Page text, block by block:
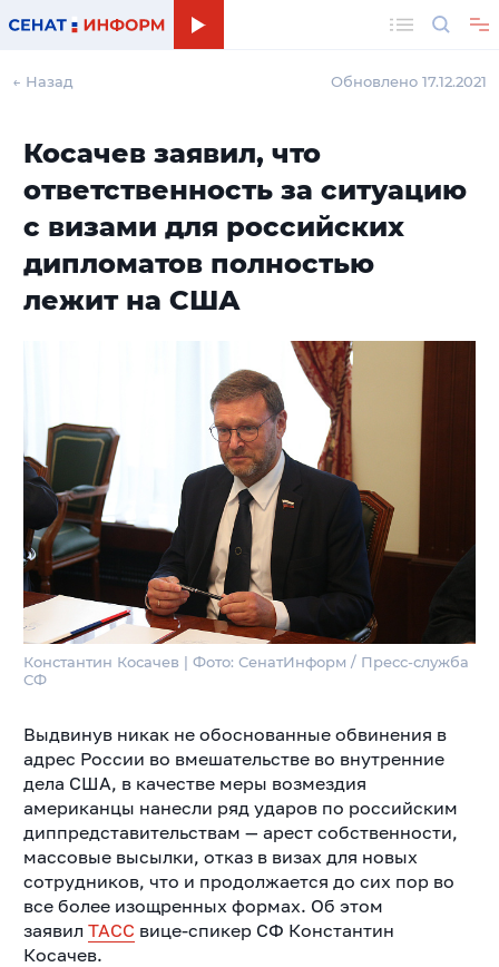
← Назад Обновлено 17.12.2021
Косачев заявил, что
ответственность за ситуацию
с визами для российских
дипломатов полностью
лежит на США
Константин Косачев | Фото: СенатИнформ / Пресс-служба
СФ
Выдвинув никак не обоснованные обвинения в
адрес России во вмешательстве во внутренние
дела США, в качестве меры возмездия
американцы нанесли ряд ударов по российским
диппредставительствам — арест собственности,
массовые высылки, отказ в визах для новых
сотрудников, что и продолжается до сих пор во
все более изощренных формах. Об этом
заявил ТАСС вице-спикер СФ Константин
Косачев.